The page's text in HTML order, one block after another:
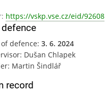
https://vskp.vse.cz/eid/92608
defence: 3. 6. 2024
Dušan Chlapek
Martin Šindlář
record